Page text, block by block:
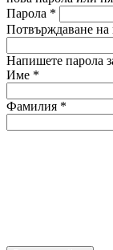
Парола *
Потвърждаване на
Напишете парола
Име *
Фамилия *